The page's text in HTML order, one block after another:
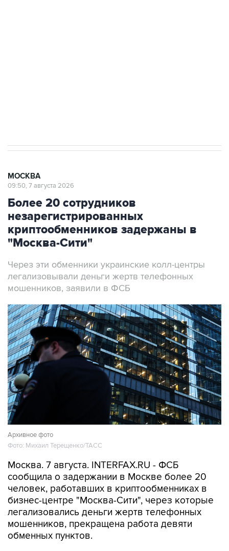
МОСКВА
09:50, 7 августа 2026
Более 20 сотрудников
незарегистрированных
криптообменников задержаны в
"Москва-Сити"
Через эти обменники украинские колл-центры
легализовывали деньги жертв телефонных
мошенников, заявили в ФСБ
Архивное фото
Фото: Михаил Терещенко/ТАСС
Москва. 7 августа. INTERFAX.RU - ФСБ
сообщила о задержании в Москве более 20
человек, работавших в криптообменниках в
бизнес-центре "Москва-Сити", через которые
легализовались деньги жертв телефонных
мошенников, прекращена работа девяти
обменных пунктов.